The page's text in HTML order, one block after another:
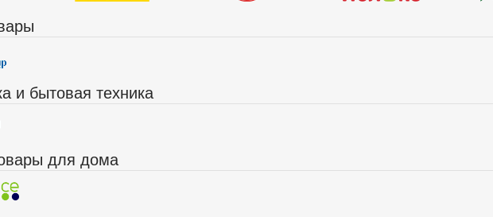
и бытовая техника
для дома